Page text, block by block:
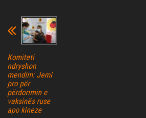
Komiteti
ndryshon
mendim: Jemi
pro për
përdorimin e
vaksinës ruse
apo kineze